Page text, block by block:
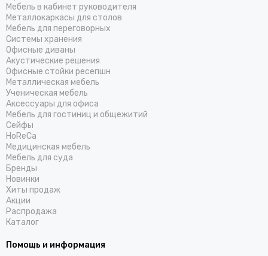
Мебель в кабинет руководителя
Металлокаркасы для столов
Мебель для переговорных
Системы хранения
Офисные диваны
Акустические решения
Офисные стойки ресепшн
Металлическая мебель
Ученическая мебель
Аксессуары для офиса
Мебель для гостиниц и общежитий
Cейфы
HoReCa
Медицинская мебель
Мебель для суда
Бренды
Новинки
Хиты продаж
Акции
Распродажа
Каталог
Помощь и информация